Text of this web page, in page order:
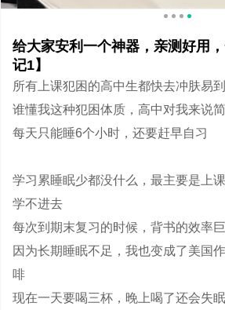
给大家安利一个神器，亲测好用
记1】
所有上课犯困的高中生都快去冲肤易到
谁懂我这种犯困体质，高中对我来说
每天只能睡6个小时，还要赶早自习
学习累睡眠少都没什么，最主要是上
学不进去
每次到期末复习的时候，背书的效率
因为长期睡眠不足，我也变成了美国
啡
现在一天要喝三杯，晚上喝了还会失眠